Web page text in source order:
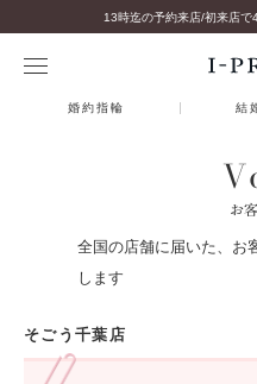
婚約指輪 結
お
全国の店舗に届いた、お
します
そごう千葉店